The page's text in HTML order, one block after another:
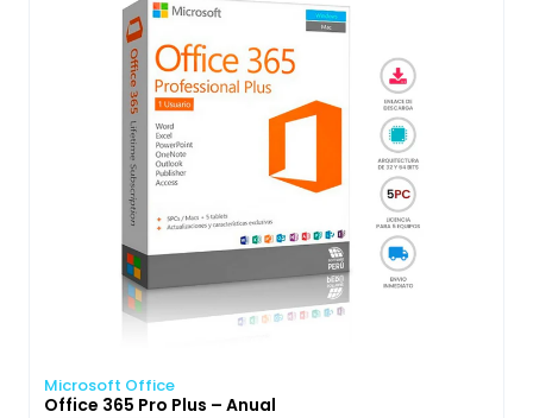
Microsoft Office
Office 365 Pro Plus – Anual